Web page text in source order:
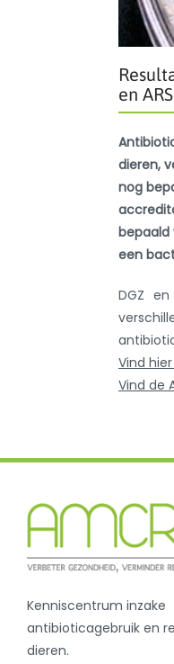
en
dieren,
nog
bepaald
een
DGZ
Vind
Vind de
Kenniscentrum inzake
antibioticagebruik en
dieren.